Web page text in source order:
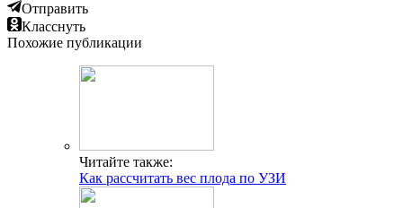
Отправить
Класснуть
Похожие публикации
Читайте также:
Как рассчитать вес плода по УЗИ